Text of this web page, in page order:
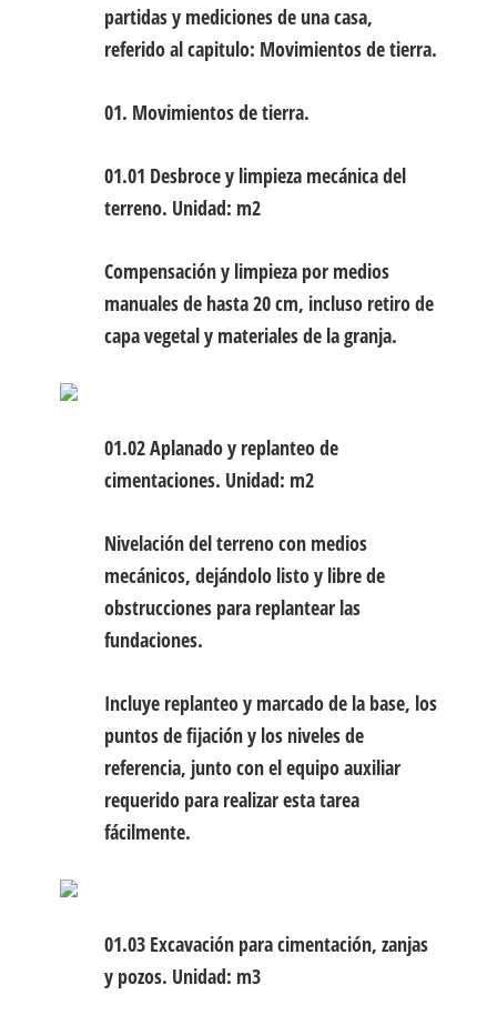
partidas y mediciones de una casa,
referido al capitulo: Movimientos de tierra.
01. Movimientos de tierra.
01.01 Desbroce y limpieza mecánica del
terreno. Unidad: m2
Compensación y limpieza por medios
manuales de hasta 20 cm, incluso retiro de
capa vegetal y materiales de la granja.
01.02 Aplanado y replanteo de
cimentaciones. Unidad: m2
Nivelación del terreno con medios
mecánicos, dejándolo listo y libre de
obstrucciones para replantear las
fundaciones.
Incluye replanteo y marcado de la base, los
puntos de fijación y los niveles de
referencia, junto con el equipo auxiliar
requerido para realizar esta tarea
fácilmente.
01.03 Excavación para cimentación, zanjas
y pozos. Unidad: m3